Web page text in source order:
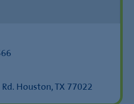
Houston, TX 77022